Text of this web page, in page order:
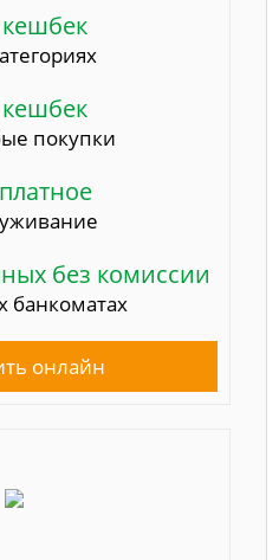
кешбек
кешбек
покупки
без комиссии
банкоматах
онлайн